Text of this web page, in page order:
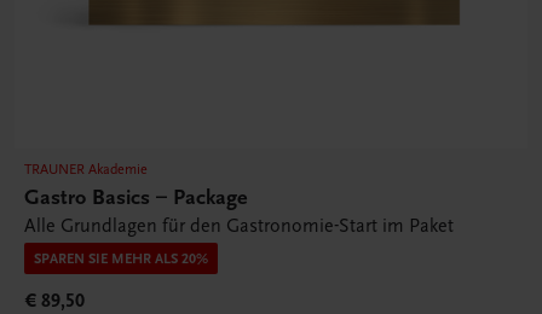
TRAUNER Akademie
Gastro Basics – Package
Alle Grundlagen für den Gastronomie-Start im Paket
SPAREN SIE MEHR ALS 20%
€ 89,50